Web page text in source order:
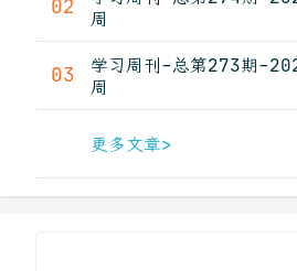
02
周
03
学习周刊-总第273期-
周
更多文章>